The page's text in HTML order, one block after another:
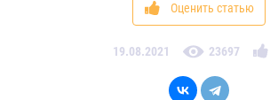
Оценить статью
19.08.2021 23697